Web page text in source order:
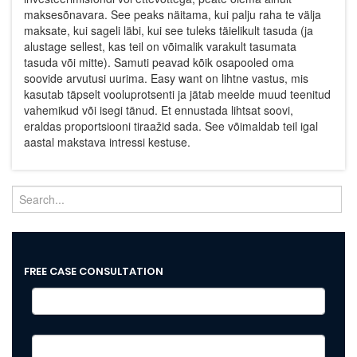
maksesõnavara. See peaks näitama, kui palju raha te välja
maksate, kui sageli läbi, kui see tuleks täielikult tasuda (ja
alustage sellest, kas teil on võimalik varakult tasumata
tasuda või mitte). Samuti peavad kõik osapooled oma
soovide arvutusi uurima. Easy want on lihtne vastus, mis
kasutab täpselt vooluprotsenti ja jätab meelde muud teenitud
vahemikud või isegi tänud. Et ennustada lihtsat soovi,
eraldas proportsiooni tiraažid sada. See võimaldab teil igal
aastal makstava intressi kestuse.
FREE CASE CONSULTATION